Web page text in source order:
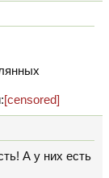
[censored]
А у них есть